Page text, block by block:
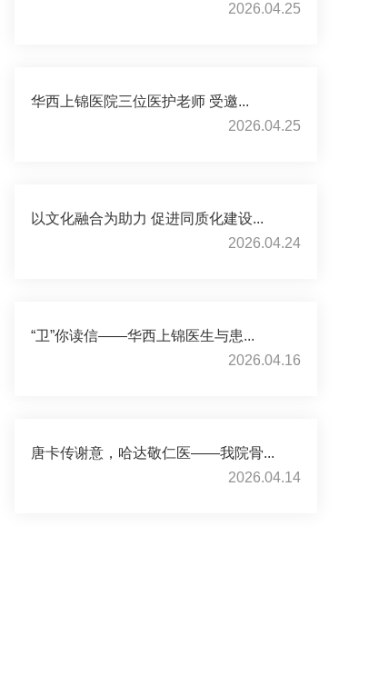
2026.04.25
华西上锦医院三位医护老师 受邀...
2026.04.25
以文化融合为助力 促进同质化建设...
2026.04.24
“卫”你读信——华西上锦医生与患...
2026.04.16
唐卡传谢意，哈达敬仁医——我院骨...
2026.04.14